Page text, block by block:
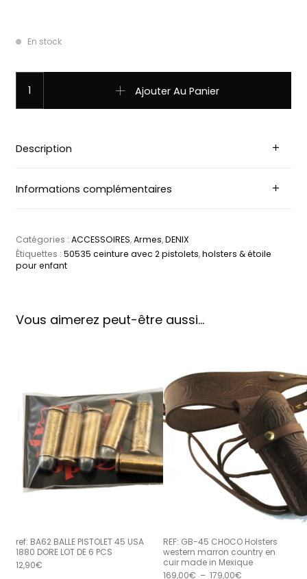
En stock
Ajouter Au Panier
Description
Informations complémentaires
Catégories : ACCESSOIRES,Armes,DENIX
Étiquettes : 50535 ceinture avec 2 pistolets,holsters & étoile
pour enfant
Vous aimerez peut-être aussi…
ref: BA62 BALLE PISTOLET 45 USA
1880 DORE LOT DE 6 PCS
12,90€
REF: GB-45 CHOCO Holsters
western marron country en
cuir made in Mexique
169,00€ – 179,00€Plage de prix :